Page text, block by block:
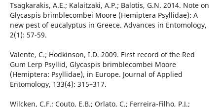
Tsagkarakis, A.E.; Kalaitzaki, A.P.; Balotis, G.N. 2014. Note on
Glycaspis brimblecombei Moore (Hemiptera Psyllidae): A
new pest of eucalyptus in Greece. Advances in Entomology,
2(1): 57-59.
Valente, C.; Hodkinson, I.D. 2009. First record of the Red
Gum Lerp Psyllid, Glycaspis brimblecombei Moore
(Hemiptera: Psyllidae), in Europe. Journal of Applied
Entomology, 133(4): 315–317.
Wilcken, C.F.; Couto, E.B.; Orlato, C.; Ferreira-Filho, P.J.;